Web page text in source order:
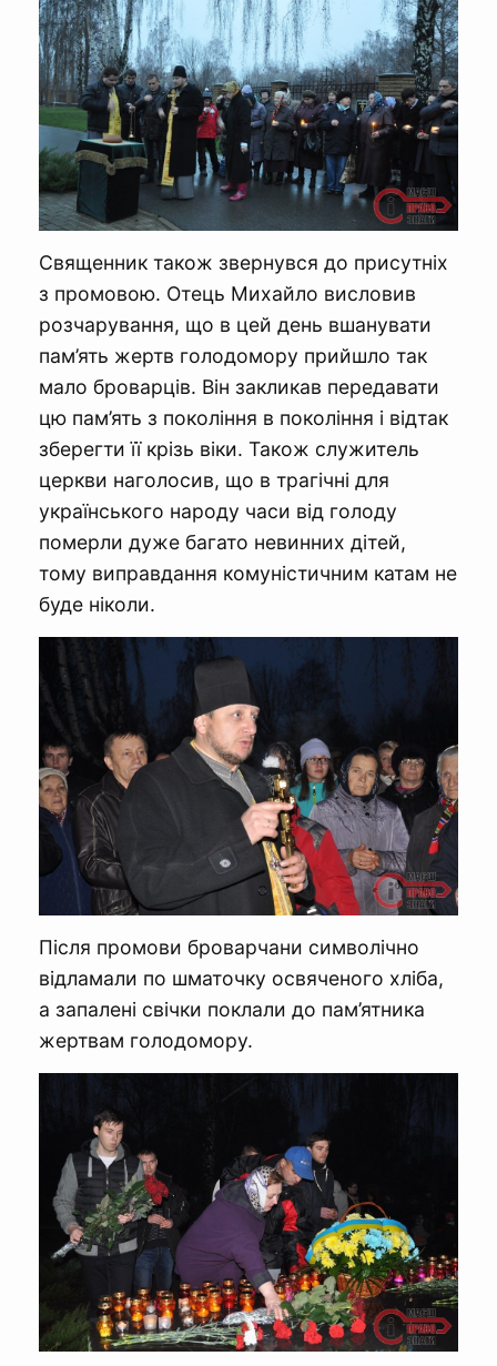
Священник також звернувся до присутніх
з промовою. Отець Михайло висловив
розчарування, що в цей день вшанувати
пам’ять жертв голодомору прийшло так
мало броварців. Він закликав передавати
цю пам’ять з покоління в покоління і відтак
зберегти її крізь віки. Також служитель
церкви наголосив, що в трагічні для
українського народу часи від голоду
померли дуже багато невинних дітей,
тому виправдання комуністичним катам не
буде ніколи.
Після промови броварчани символічно
відламали по шматочку освяченого хліба,
а запалені свічки поклали до пам’ятника
жертвам голодомору.